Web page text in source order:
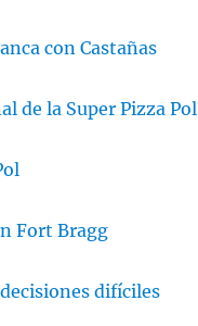
con Castañas
de la Super Pizza Pol
Fort Bragg
difíciles